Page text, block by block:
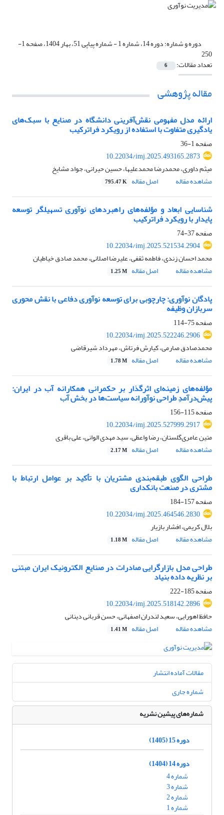
دوره و شماره: دوره 14، شماره 1 - شماره پیاپی 51، بهار 1404، صفحه 1-
250
تعداد مقالات: 6
مقاله پژوهشی
ارائه مدل مفهومی نقش‌آفرینی دانشگاه در صنایع با سبک‌های
یادگیری متفاوت با استفاده از رویکرد فراترکیب
صفحه1-36
10.22034/imj.2025.493165.2873
میثم داوری، محمدرضا محمدعلیها، حسین حیرانی، جواد مشایخ
مشاهده مقاله
اصل مقاله 795.47 K
شناسایی ابعاد و مؤلفه‌های راهبردهای نوآوری تسهیلگر توسعه
پایدار با رویکرد فراترکیب
صفحه37-74
10.22034/imj.2025.521534.2904
محمد احسان زندی، فاطمه ثقفی، علیرضا اصلانی، محمد صادق خیاطیان
مشاهده مقاله
اصل مقاله 1.25 M
پادگان نوآوری: چارچوبی برای توسعه نوآوری دفاعی با نقش محوری
سربازان وظیفه
صفحه75-114
10.22034/imj.2025.522246.2906
محمدصادق صارمی، کیارش فرتاش، مهرداد شیرقاضی
مشاهده مقاله
اصل مقاله 1.78 M
مؤلفه‌های زمینه‌ای اثرگذار بر حکمرانی همکارانه آب در ایران:
پیش‌درآمدِ طراحی نوآورانه سیاست‌ها در بخش آب
صفحه115-156
10.22034/imj.2025.527999.2917
متین عامری‌گلستان، رضا واعظی، سید مهدی الوانی، علی باقری
مشاهده مقاله
اصل مقاله 2.17 M
طراحی الگوی طبقه‌بندی مشتریان با تأکید بر عوامل ارتباط با
مشتری در صنعت بانکداری
صفحه157-184
10.22034/imj.2025.464546.2830
بلال کریمی، افشار بازیار
مشاهده مقاله
اصل مقاله 1.18 M
طراحی مدل بازارگرایی صادرات در صنایع الکترونیک ایران مبتنی
بر نظریه داده بنیاد
صفحه185-222
10.22034/imj.2025.518142.2896
حافظ اهورایی، سعید لندران اصفهانی، حسن قربانی دینانی
مشاهده مقاله
اصل مقاله 1.41 M
مقالات آماده انتشار
شماره جاری
شماره‌های پیشین نشریه
دوره 15 (1405)
دوره 14 (1404)
شماره 4
شماره 3
شماره 2
شماره 1